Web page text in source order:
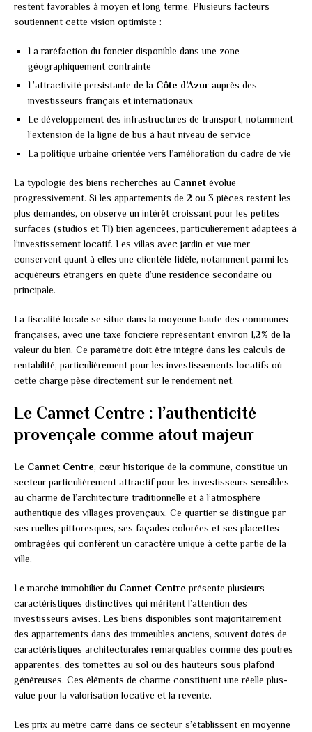
restent favorables à moyen et long terme. Plusieurs facteurs
soutiennent cette vision optimiste :
La raréfaction du foncier disponible dans une zone
géographiquement contrainte
L’attractivité persistante de la Côte d’Azur auprès des
investisseurs français et internationaux
Le développement des infrastructures de transport, notamment
l’extension de la ligne de bus à haut niveau de service
La politique urbaine orientée vers l’amélioration du cadre de vie
La typologie des biens recherchés au Cannet évolue
progressivement. Si les appartements de 2 ou 3 pièces restent les
plus demandés, on observe un intérêt croissant pour les petites
surfaces (studios et T1) bien agencées, particulièrement adaptées à
l’investissement locatif. Les villas avec jardin et vue mer
conservent quant à elles une clientèle fidèle, notamment parmi les
acquéreurs étrangers en quête d’une résidence secondaire ou
principale.
La fiscalité locale se situe dans la moyenne haute des communes
françaises, avec une taxe foncière représentant environ 1,2% de la
valeur du bien. Ce paramètre doit être intégré dans les calculs de
rentabilité, particulièrement pour les investissements locatifs où
cette charge pèse directement sur le rendement net.
Le Cannet Centre : l’authenticité
provençale comme atout majeur
Le Cannet Centre, cœur historique de la commune, constitue un
secteur particulièrement attractif pour les investisseurs sensibles
au charme de l’architecture traditionnelle et à l’atmosphère
authentique des villages provençaux. Ce quartier se distingue par
ses ruelles pittoresques, ses façades colorées et ses placettes
ombragées qui confèrent un caractère unique à cette partie de la
ville.
Le marché immobilier du Cannet Centre présente plusieurs
caractéristiques distinctives qui méritent l’attention des
investisseurs avisés. Les biens disponibles sont majoritairement
des appartements dans des immeubles anciens, souvent dotés de
caractéristiques architecturales remarquables comme des poutres
apparentes, des tomettes au sol ou des hauteurs sous plafond
généreuses. Ces éléments de charme constituent une réelle plus-
value pour la valorisation locative et la revente.
Les prix au mètre carré dans ce secteur s’établissent en moyenne